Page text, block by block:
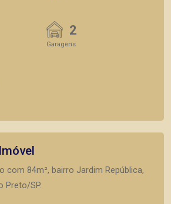
2
Garagens
com 84m², bairro Jardim República,
Preto/SP.